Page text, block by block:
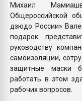
Михаил
Общероссийской
дзюдо России»
подарок
руководству
самоизоляции,
защитные маски
работать в этом
рабочих вопросов.